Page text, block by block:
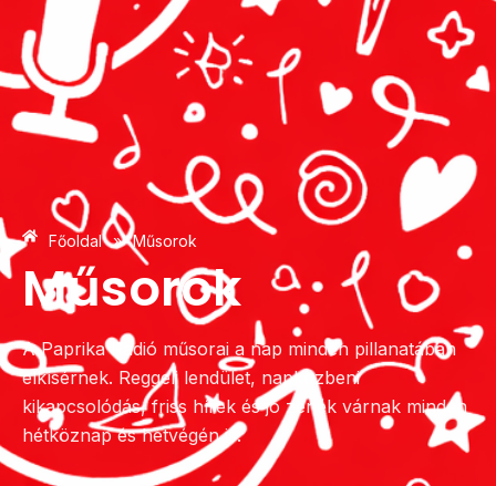
Főoldal » Műsorok
Műsorok
A Paprika Rádió műsorai a nap minden pillanatában
elkísérnek. Reggeli lendület, napközbeni
kikapcsolódás, friss hírek és jó zenék várnak minden
hétköznap és hétvégén is.